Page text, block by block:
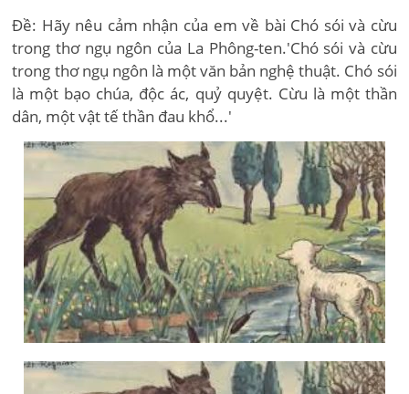
Đề: Hãy nêu cảm nhận của em về bài Chó sói và cừu
trong thơ ngụ ngôn của La Phông-ten.'Chó sói và cừu
trong thơ ngụ ngôn là một văn bản nghệ thuật. Chó sói
là một bạo chúa, độc ác, quỷ quyệt. Cừu là một thần
dân, một vật tế thần đau khổ...'